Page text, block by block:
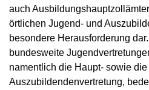
auch
örtlichen Jugend- und
besondere Herausforderung
bundesweite
namentlich die Haupt- sowie
Auszubildendenvertretung,